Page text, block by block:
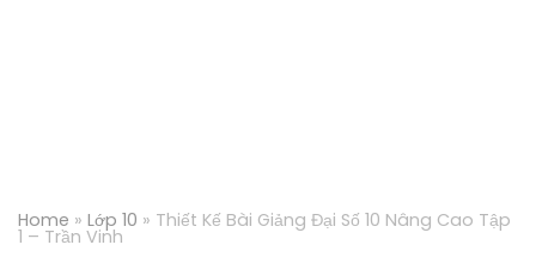
Home » Lớp 10 » Thiết Kế Bài Giảng Đại Số 10 Nâng Cao Tập
1 – Trần Vinh